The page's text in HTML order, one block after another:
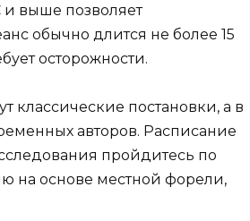
и выше позволяет
обычно длится не более 15
осторожности.
классические постановки, а в
авторов. Расписание
пройдитесь по
на основе местной форели,